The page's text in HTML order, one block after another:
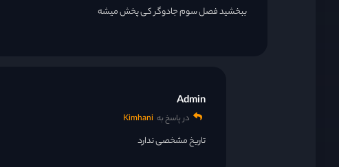
ببخشید فصل سوم جادوگر کی پخش میشه
Admin
در پاسخ به Kimhani
تاریخ مشخصی ندارد